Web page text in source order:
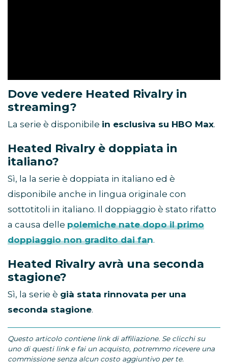
Dove vedere Heated Rivalry in
streaming?
La serie è disponibile in esclusiva su HBO Max.
Heated Rivalry è doppiata in
italiano?
Sì, la la serie è doppiata in italiano ed è
disponibile anche in lingua originale con
sottotitoli in italiano. Il doppiaggio è stato rifatto
a causa delle polemiche nate dopo il primo
doppiaggio non gradito dai fan.
Heated Rivalry avrà una seconda
stagione?
Sì, la serie è già stata rinnovata per una
seconda stagione.
Questo articolo contiene link di affiliazione. Se clicchi su
uno di questi link e fai un acquisto, potremmo ricevere una
commissione senza alcun costo aggiuntivo per te.